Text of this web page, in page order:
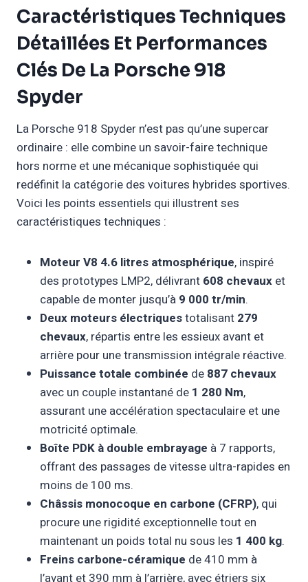
Caractéristiques Techniques
Détaillées Et Performances
Clés De La Porsche 918
Spyder
La Porsche 918 Spyder n’est pas qu’une supercar
ordinaire : elle combine un savoir-faire technique
hors norme et une mécanique sophistiquée qui
redéfinit la catégorie des voitures hybrides sportives.
Voici les points essentiels qui illustrent ses
caractéristiques techniques :
Moteur V8 4.6 litres atmosphérique, inspiré
des prototypes LMP2, délivrant 608 chevaux et
capable de monter jusqu’à 9 000 tr/min.
Deux moteurs électriquestotalisant 279
chevaux, répartis entre les essieux avant et
arrière pour une transmission intégrale réactive.
Puissance totale combinée de 887 chevaux
avec un couple instantané de 1 280 Nm,
assurant une accélération spectaculaire et une
motricité optimale.
Boîte PDK à double embrayage à 7 rapports,
offrant des passages de vitesse ultra-rapides en
moins de 100 ms.
Châssis monocoque en carbone (CFRP), qui
procure une rigidité exceptionnelle tout en
maintenant un poids total nu sous les 1 400 kg.
Freins carbone-céramique de 410 mm à
l’avant et 390 mm à l’arrière, avec étriers six